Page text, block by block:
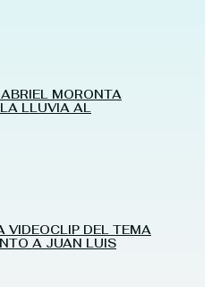
MORONTA
LLUVIA AL
VIDEOCLIP DEL TEMA
A JUAN LUIS